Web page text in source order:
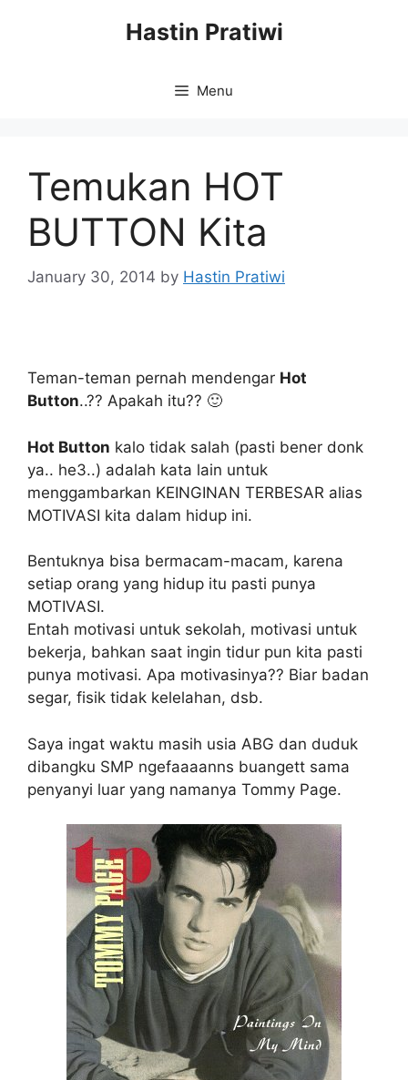
Hastin Pratiwi
Menu
Temukan HOT
BUTTON Kita
January 30, 2014 by Hastin Pratiwi
Teman-teman pernah mendengar Hot
Button..?? Apakah itu?? 🙂
Hot Button kalo tidak salah (pasti bener donk
ya.. he3..) adalah kata lain untuk
menggambarkan KEINGINAN TERBESAR alias
MOTIVASI kita dalam hidup ini.
Bentuknya bisa bermacam-macam, karena
setiap orang yang hidup itu pasti punya
MOTIVASI.
Entah motivasi untuk sekolah, motivasi untuk
bekerja, bahkan saat ingin tidur pun kita pasti
punya motivasi. Apa motivasinya?? Biar badan
segar, fisik tidak kelelahan, dsb.
Saya ingat waktu masih usia ABG dan duduk
dibangku SMP ngefaaaanns buangett sama
penyanyi luar yang namanya Tommy Page.